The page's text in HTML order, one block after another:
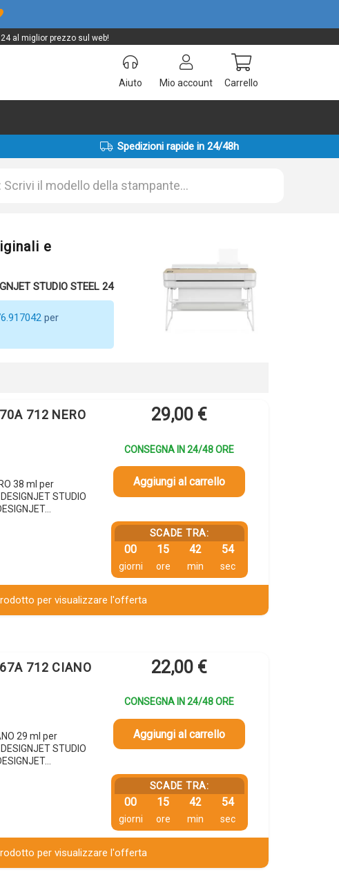
al miglior prezzo sul web!
Aiuto Mio account Carrello
Spedizioni rapide in 24/48h
e
STUDIO STEEL 24
per
712 NERO
38 ml per
STUDIO
29,00 €
CONSEGNA IN 24/48 ORE
Aggiungi al carrello
SCADE TRA:
00
giorni
15
ore
42
min
53
sec
per visualizzare l'offerta
712 CIANO
29 ml per
STUDIO
22,00 €
CONSEGNA IN 24/48 ORE
Aggiungi al carrello
SCADE TRA:
00
giorni
15
ore
42
min
53
sec
per visualizzare l'offerta